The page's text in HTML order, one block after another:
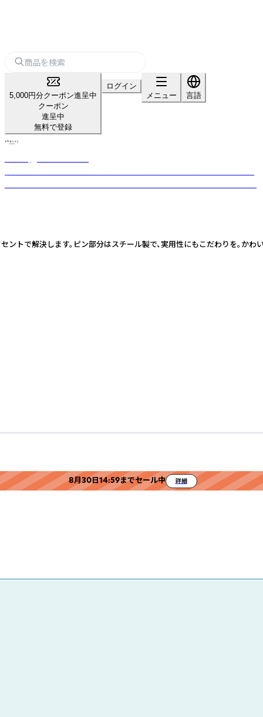
5,000円分クーポン進呈中
クーポン
進呈中
無料で登録
ログイン
メニュー
言語
トで解決します。ピン部分はスチール製で、実用性にもこだわりを。かわ
8月30日14:59までセール中 詳細